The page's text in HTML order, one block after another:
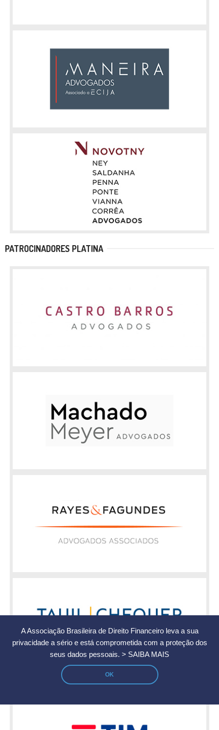
A Associação Brasileira de Direito Financeiro leva a sua
privacidade a sério e está comprometida com a proteção dos
seus dados pessoais. > SAIBA MAIS
OK
PATROCINADORES PLATINA